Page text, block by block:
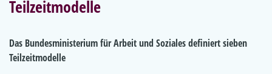
Teilzeitmodelle
Das Bundesministerium für Arbeit und Soziales definiert sieben
Teilzeitmodelle